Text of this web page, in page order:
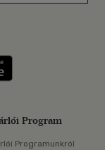
meg: Google
Program
Programunkról